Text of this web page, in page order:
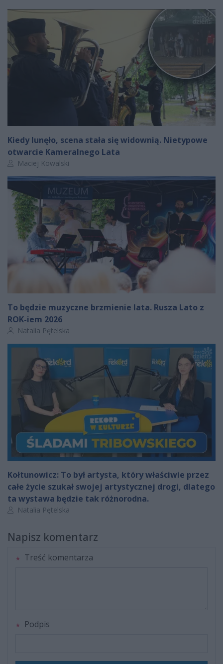
Kiedy lunęło, scena stała się widownią. Nietypowe
otwarcie Kameralnego Lata
Autor artykułu:
Maciej Kowalski
To będzie muzyczne brzmienie lata. Rusza Lato z
ROK-iem 2026
Autor artykułu:
Natalia Pętelska
Kołtunowicz: To był artysta, który właściwie przez
całe życie szukał swojej artystycznej drogi, dlatego
ta wystawa będzie tak różnorodna.
Autor artykułu:
Natalia Pętelska
Napisz komentarz
Treść komentarza
Podpis